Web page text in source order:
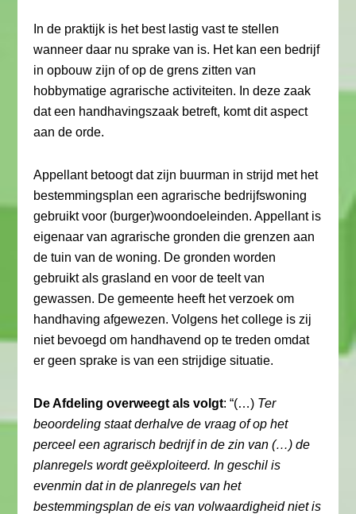
In de praktijk is het best lastig vast te stellen
wanneer daar nu sprake van is. Het kan een bedrijf
in opbouw zijn of op de grens zitten van
hobbymatige agrarische activiteiten. In deze zaak
dat een handhavingszaak betreft, komt dit aspect
aan de orde.
Appellant betoogt dat zijn buurman in strijd met het
bestemmingsplan een agrarische bedrijfswoning
gebruikt voor (burger)woondoeleinden. Appellant is
eigenaar van agrarische gronden die grenzen aan
de tuin van de woning. De gronden worden
gebruikt als grasland en voor de teelt van
gewassen. De gemeente heeft het verzoek om
handhaving afgewezen. Volgens het college is zij
niet bevoegd om handhavend op te treden omdat
er geen sprake is van een strijdige situatie.
De Afdeling overweegt als volgt: “(…) Ter
beoordeling staat derhalve de vraag of op het
perceel een agrarisch bedrijf in de zin van (…) de
planregels wordt geëxploiteerd. In geschil is
evenmin dat in de planregels van het
bestemmingsplan de eis van volwaardigheid niet is